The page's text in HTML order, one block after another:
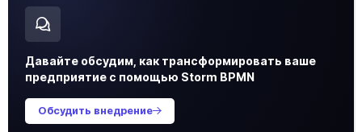
Давайте обсудим, как трансформировать ваше
предприятие с помощью Storm BPMN
Обсудить внедрение